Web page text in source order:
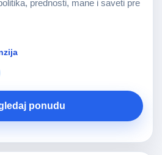
prednosti, mane i saveti pre
ponudu